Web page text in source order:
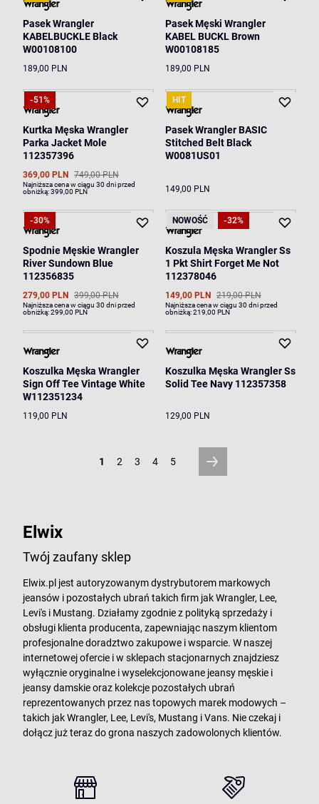
Pasek Wrangler
KABELBUCKLE Black
W00108100
189,00 PLN
Pasek Męski Wrangler
KABEL BUCKL Brown
W00108185
189,00 PLN
-51%
Kurtka Męska Wrangler
Parka Jacket Mole
112357396
369,00 PLN 749,00 PLN
Najniższa cena w ciągu 30 dni przed
obniżką:399,00 PLN
HIT
Pasek Wrangler BASIC
Stitched Belt Black
W0081US01
149,00 PLN
-30%
Spodnie Męskie Wrangler
River Sundown Blue
112356835
279,00 PLN 399,00 PLN
Najniższa cena w ciągu 30 dni przed
obniżką:299,00 PLN
NOWOŚĆ -32%
Koszula Męska Wrangler Ss
1 Pkt Shirt Forget Me Not
112378046
149,00 PLN 219,00 PLN
Najniższa cena w ciągu 30 dni przed
obniżką:219,00 PLN
Koszulka Męska Wrangler
Sign Off Tee Vintage White
W112351234
119,00 PLN
Koszulka Męska Wrangler Ss
Solid Tee Navy 112357358
129,00 PLN
1 2 3 4 5
Elwix
Twój zaufany sklep
Elwix.pl jest autoryzowanym dystrybutorem markowych
jeansów i pozostałych ubrań takich firm jak Wrangler, Lee,
Levi's i Mustang. Działamy zgodnie z polityką sprzedaży i
obsługi klienta producenta, zapewniając naszym klientom
profesjonalne doradztwo zakupowe i wsparcie. W naszej
internetowej ofercie i w sklepach stacjonarnych znajdziesz
wyłącznie oryginalne i wyselekcjonowane jeansy męskie i
jeansy damskie oraz kolekcje pozostałych ubrań
reprezentowanych przez nas topowych marek modowych –
takich jak Wrangler, Lee, Levi's, Mustang i Vans. Nie czekaj i
dołącz już teraz do grona naszych zadowolonych klientów.